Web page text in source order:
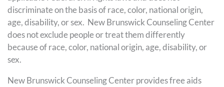
discriminate on the basis of race, color, national origin,
age, disability, or sex. New Brunswick Counseling Center
does not exclude people or treat them differently
because of race, color, national origin, age, disability, or
sex.
New Brunswick Counseling Center provides free aids